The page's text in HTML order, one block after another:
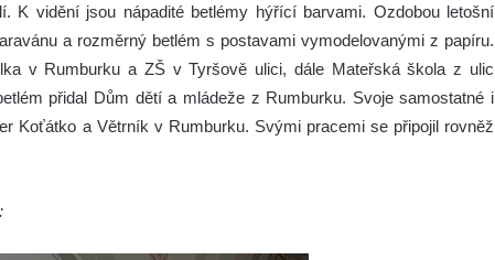
K vidění jsou nápadité betlémy hýřící barvami. Ozdobou letošní
a rozměrný betlém s postavami vymodelovanými z papíru.
v Rumburku a ZŠ v Tyršově ulici, dále Mateřská škola z ulic
přidal Dům dětí a mládeže z Rumburku. Svoje samostatné i
Koťátko a Větrník v Rumburku. Svými pracemi se připojil rovněž